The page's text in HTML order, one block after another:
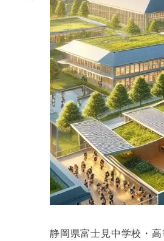
静岡県富士見中学校・